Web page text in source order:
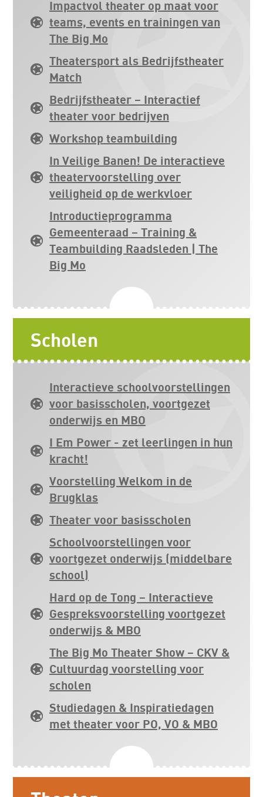
Impactvol theater op maat voor
teams, events en trainingen van
The Big Mo
Theatersport als Bedrijfstheater
Match
Bedrijfstheater – Interactief
theater voor bedrijven
Workshop teambuilding
In Veilige Banen! De interactieve
theatervoorstelling over
veiligheid op de werkvloer
Introductieprogramma
Gemeenteraad – Training &
Teambuilding Raadsleden | The
Big Mo
Scholen
Interactieve schoolvoorstellingen
voor basisscholen, voortgezet
onderwijs en MBO
I Em Power - zet leerlingen in hun
kracht!
Voorstelling Welkom in de
Brugklas
Theater voor basisscholen
Schoolvoorstellingen voor
voortgezet onderwijs (middelbare
school)
Hard op de Tong – Interactieve
Gespreksvoorstelling voortgezet
onderwijs & MBO
The Big Mo Theater Show – CKV &
Cultuurdag voorstelling voor
scholen
Studiedagen & Inspiratiedagen
met theater voor PO, VO & MBO